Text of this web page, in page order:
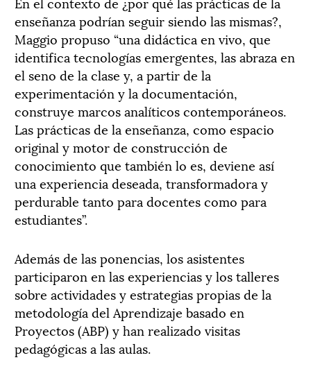
enseñanza podrían seguir siendo las mismas?,
Maggio propuso “una didáctica en vivo, que
identifica tecnologías emergentes, las abraza en
el seno de la clase y, a partir de la
experimentación y la documentación,
construye marcos analíticos contemporáneos.
Las prácticas de la enseñanza, como espacio
original y motor de construcción de
conocimiento que también lo es, deviene así
una experiencia deseada, transformadora y
perdurable tanto para docentes como para
estudiantes”.
Además de las ponencias, los asistentes
participaron en las experiencias y los talleres
sobre actividades y estrategias propias de la
metodología del Aprendizaje basado en
Proyectos (ABP) y han realizado visitas
pedagógicas a las aulas.